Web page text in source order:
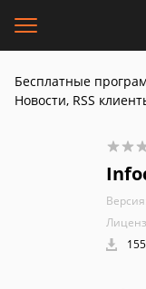
Бесплатные
Новости, RSS
Версия: